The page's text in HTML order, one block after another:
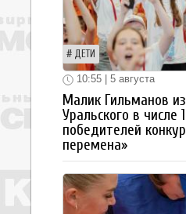
ДЕТИ
10:55 | 5 августа
Малик Гильманов
Уральского в числе
победителей
перемена»